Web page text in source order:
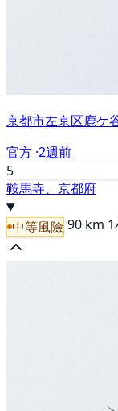
京都市左京区鹿ケ
官方 ·2週前
5
鞍馬寺、京都府
中等風險 90 km